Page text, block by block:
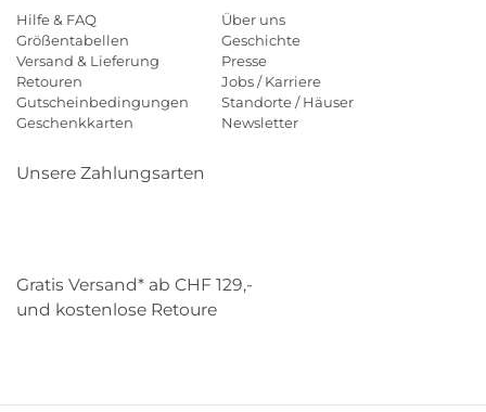
Hilfe & FAQ
Größentabellen
Versand & Lieferung
Retouren
Gutscheinbedingungen
Geschenkkarten
Über uns
Geschichte
Presse
Jobs / Karriere
Standorte / Häuser
Newsletter
Unsere Zahlungsarten
Gratis Versand* ab CHF 129,-
und kostenlose Retoure